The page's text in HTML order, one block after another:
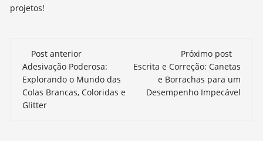
projetos!
Navegação
de
post
Post anterior
Adesivação Poderosa:
Explorando o Mundo das
Colas Brancas, Coloridas e
Glitter
Próximo post
Escrita e Correção: Canetas
e Borrachas para um
Desempenho Impecável